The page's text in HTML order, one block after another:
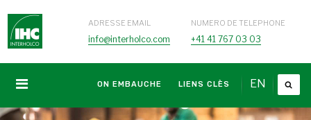
ADRESSE EMAIL
info@interholco.com
NUMERO DE TELEPHONE
+41 41 767 03 03
EN
ON EMBAUCHE LIENS CLÈS